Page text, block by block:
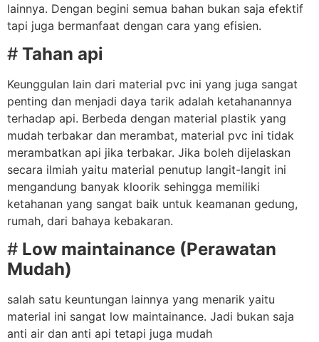
lainnya. Dengan begini semua bahan bukan saja efektif
tapi juga bermanfaat dengan cara yang efisien.
# Tahan api
Keunggulan lain dari material pvc ini yang juga sangat
penting dan menjadi daya tarik adalah ketahanannya
terhadap api. Berbeda dengan material plastik yang
mudah terbakar dan merambat, material pvc ini tidak
merambatkan api jika terbakar. Jika boleh dijelaskan
secara ilmiah yaitu material penutup langit-langit ini
mengandung banyak kloorik sehingga memiliki
ketahanan yang sangat baik untuk keamanan gedung,
rumah, dari bahaya kebakaran.
# Low maintainance (Perawatan
Mudah)
salah satu keuntungan lainnya yang menarik yaitu
material ini sangat low maintainance. Jadi bukan saja
anti air dan anti api tetapi juga mudah